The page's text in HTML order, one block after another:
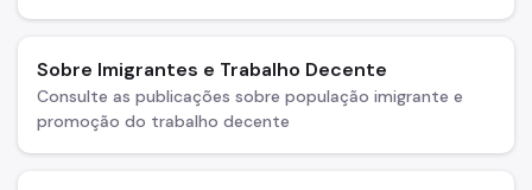
Sobre Imigrantes e Trabalho Decente
Consulte as publicações sobre população imigrante e
promoção do trabalho decente